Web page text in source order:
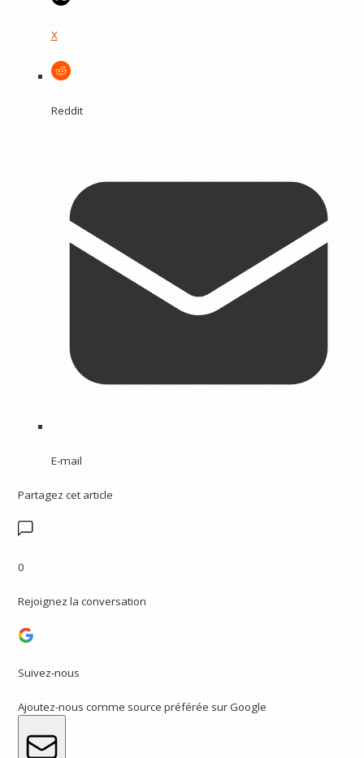
X
Reddit
E-mail
Partagez cet article
0
Rejoignez la conversation
Suivez-nous
Ajoutez-nous comme source préférée sur Google